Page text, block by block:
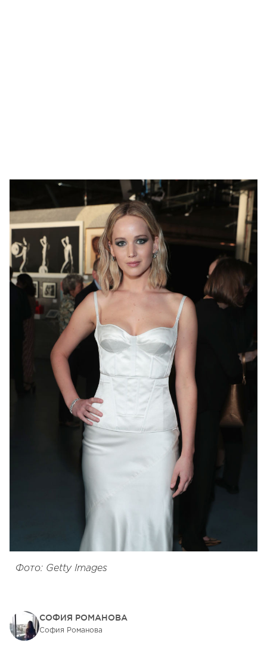
Фото: Getty Images
СОФИЯ РОМАНОВА
София Романова